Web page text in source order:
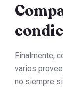
Finalmente,
varios
no siempre